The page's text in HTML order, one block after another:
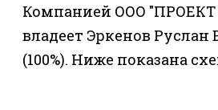
Компанией ООО
владеет Эркенов
(100%). Ниже показана